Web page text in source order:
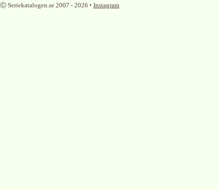
Ⓒ Seriekatalogen.se 2007 - 2026 • Instagram